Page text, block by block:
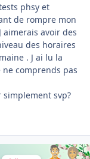
phsy et
de rompre mon
avoir des
des horaires
. J ai lu la
comprends pas
svp?